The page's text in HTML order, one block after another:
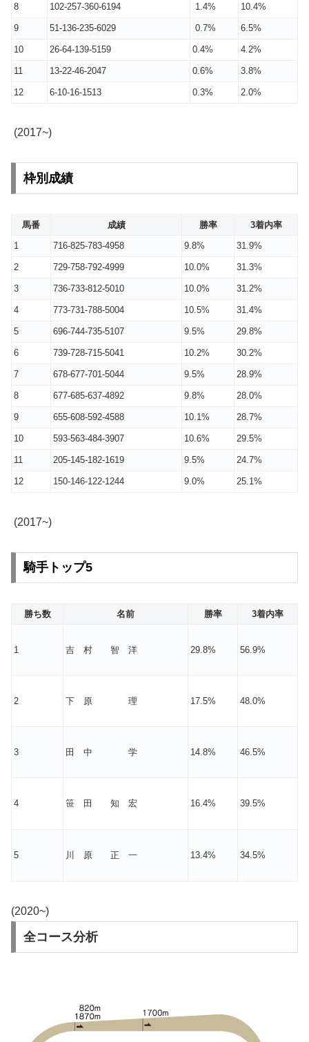
8 102-257-360-6194 1.4% 10.4%
9 51-136-235-6029 0.7% 6.5%
10 26-64-139-5159 0.4% 4.2%
11 13-22-46-2047 0.6% 3.8%
12 6-10-16-1513 0.3% 2.0%
(2017~)
枠別成績
馬番 成績 勝率
3着内率
1
716-825-783-4958 9.8% 31.9%
2 729-758-792-4999 10.0% 31.3%
3 736-733-812-5010 10.0% 31.2%
4 773-731-788-5004 10.5% 31.4%
5 696-744-735-5107 9.5% 29.8%
6 739-728-715-5041 10.2% 30.2%
7 678-677-701-5044 9.5% 28.9%
8 677-685-637-4892 9.8% 28.0%
9 655-608-592-4588 10.1% 28.7%
10 593-563-484-3907 10.6% 29.5%
11 205-145-182-1619 9.5% 24.7%
12 150-146-122-1244 9.0% 25.1%
(2017~)
騎手トップ5
勝ち数 名前 勝率 3着内率
1 吉 村 智 洋 29.8% 56.9%
2 下 原 理 17.5% 48.0%
3 田 中 学 14.8% 46.5%
4 笹 田 知 宏 16.4% 39.5%
5 川 原 正 一 13.4% 34.5%
(2020~)
全コース分析